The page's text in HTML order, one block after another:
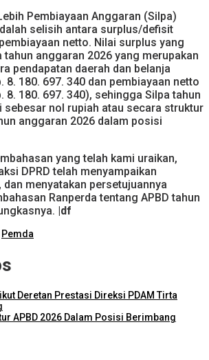
Pembiayaan Anggaran (Silpa)
selisih antara surplus/defisit
netto. Nilai surplus yang
tahun anggaran 2026 yang merupakan
pendapatan daerah dan belanja
8. 180. 697. 340 dan pembiayaan netto
8. 180. 697. 340), sehingga Silpa tahun
sebesar nol rupiah atau secara struktur
anggaran 2026 dalam posisi
yang telah kami uraikan,
DPRD telah menyampaikan
dan menyatakan persetujuannya
Ranperda tentang APBD tahun
|df
Pemda
Deretan Prestasi Direksi PDAM Tirta
APBD 2026 Dalam Posisi Berimbang